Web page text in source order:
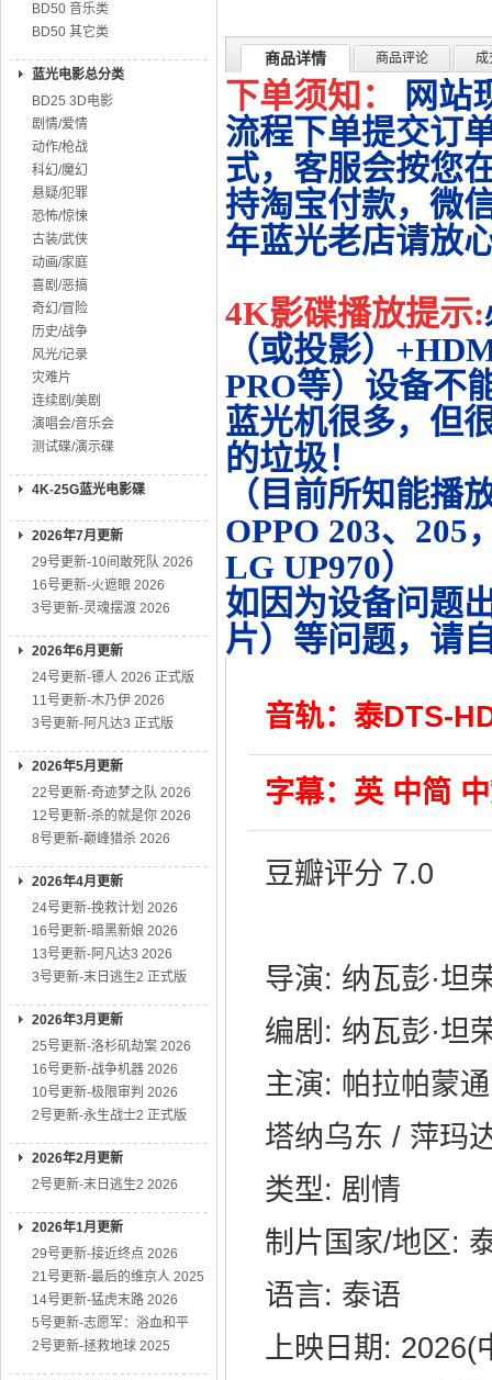
BD50 音乐类
BD50 其它类
蓝光电影总分类
BD25 3D电影
剧情/爱情
动作/枪战
科幻/魔幻
悬疑/犯罪
恐怖/惊悚
古装/武侠
动画/家庭
喜剧/恶搞
奇幻/冒险
历史/战争
风光/记录
灾难片
连续剧/美剧
演唱会/音乐会
测试碟/演示碟
4K-25G蓝光电影碟
2026年7月更新
29号更新-10间敢死队 2026
16号更新-火遮眼 2026
3号更新-灵魂摆渡 2026
2026年6月更新
24号更新-镖人 2026 正式版
11号更新-木乃伊 2026
3号更新-阿凡达3 正式版
2026年5月更新
22号更新-奇迹梦之队 2026
12号更新-杀的就是你 2026
8号更新-巅峰猎杀 2026
2026年4月更新
24号更新-挽救计划 2026
16号更新-暗黑新娘 2026
13号更新-阿凡达3 2026
3号更新-末日逃生2 正式版
2026年3月更新
25号更新-洛杉矶劫案 2026
16号更新-战争机器 2026
10号更新-极限审判 2026
2号更新-永生战士2 正式版
2026年2月更新
2号更新-末日逃生2 2026
2026年1月更新
29号更新-接近终点 2026
21号更新-最后的维京人 2025
14号更新-猛虎末路 2026
5号更新-志愿军：浴血和平
2号更新-拯救地球 2025
商品详情 商品评论 成
下单须知：
网站
流程下单提交订
式，客服会按您
持淘宝付款，微
年蓝光老店请放
4K影碟播放提示:
（或投影）
PRO等）设备不
蓝光机很多，但
的垃圾！
（目前所知能播
OPPO 203、205
LG UP970）
如因为设备问题
片）等问题，请
音轨：泰DTS-
字幕：英 中简
豆瓣评分 7.0
导演: 纳瓦彭·坦
编剧: 纳瓦彭·坦
主演: 帕拉帕蒙
塔纳乌东 / 萍玛
类型: 剧情
制片国家/地区:
语言: 泰语
上映日期: 2026(